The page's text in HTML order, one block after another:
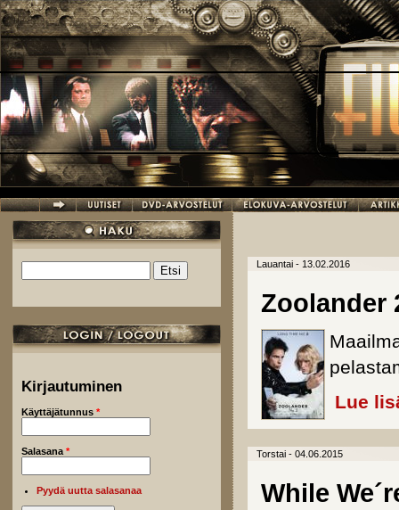
Hyppää pääsisältöön
Hakulomake
Kirjautuminen
Käyttäjätunnus *
Salasana *
Pyydä uutta salasanaa
Lauantai - 13.02.2016
Zoolander
Lue
Torstai - 04.06.2015
While